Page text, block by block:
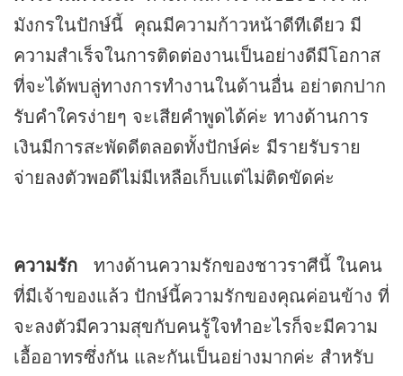
มังกรในปักษ์นี้ คุณมีความก้าวหน้าดีทีเดียว มี
ความสำเร็จในการติดต่องานเป็นอย่างดีมีโอกาส
ที่จะได้พบลู่ทางการทำงานในด้านอื่น อย่าตกปาก
รับคำใครง่ายๆ จะเสียคำพูดได้ค่ะ ทางด้านการ
เงินมีการสะพัดดีตลอดทั้งปักษ์ค่ะ มีรายรับราย
จ่ายลงตัวพอดีไม่มีเหลือเก็บแต่ไม่ติดขัดค่ะ
ความรัก ทางด้านความรักของชาวราศีนี้ ในคน
ที่มีเจ้าของแล้ว ปักษ์นี้ความรักของคุณค่อนข้าง ที่
จะลงตัวมีความสุขกับคนรู้ใจทำอะไรก็จะมีความ
เอื้ออาทรซึ่งกัน และกันเป็นอย่างมากค่ะ สำหรับ